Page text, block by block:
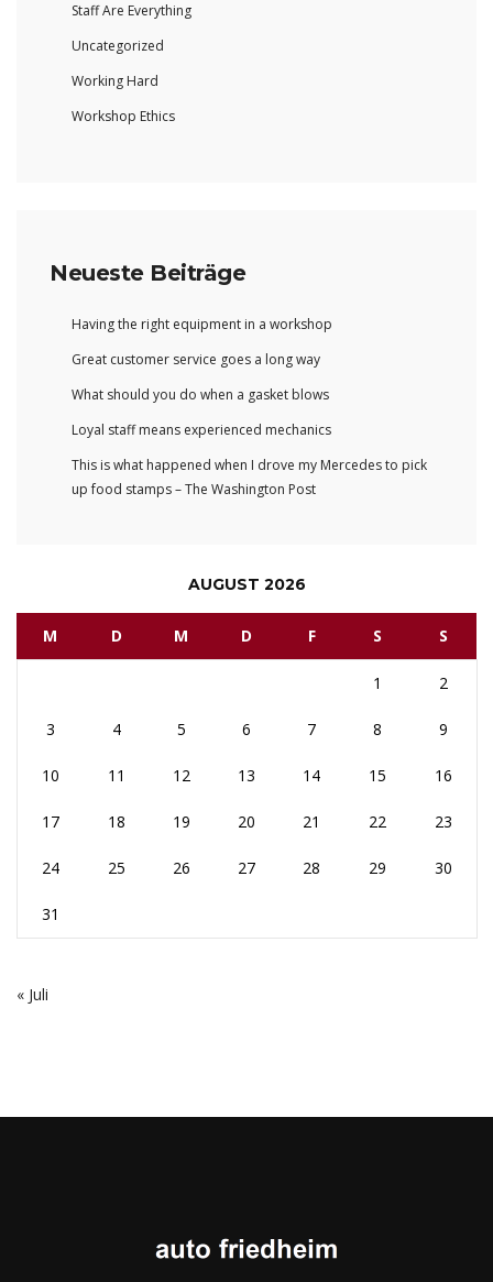
Staff Are Everything
Uncategorized
Working Hard
Workshop Ethics
Neueste Beiträge
Having the right equipment in a workshop
Great customer service goes a long way
What should you do when a gasket blows
Loyal staff means experienced mechanics
This is what happened when I drove my Mercedes to pick
up food stamps – The Washington Post
AUGUST 2026
M D M D F S S
1 2
3 4 5 6 7 8 9
10 11 12 13 14 15 16
17 18 19 20 21 22 23
24 25 26 27 28 29 30
31
« Juli